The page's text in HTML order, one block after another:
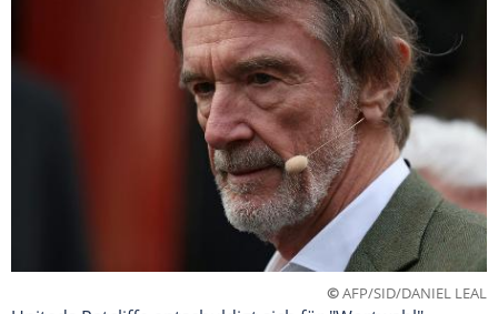
©AFP/SID/DANIEL LEAL